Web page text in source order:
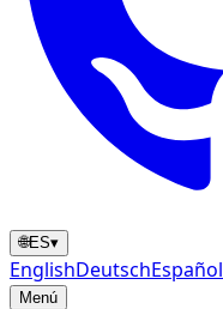
🌐ES▾
EnglishDeutschEspañol
Menú